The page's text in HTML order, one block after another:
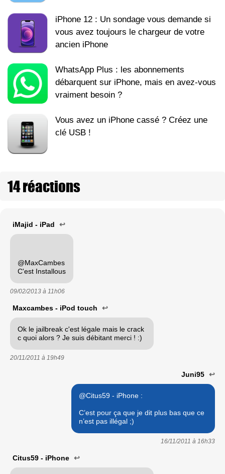
iPhone 12 : Un sondage vous demande si
vous avez toujours le chargeur de votre
ancien iPhone
WhatsApp Plus : les abonnements
débarquent sur iPhone, mais en avez-vous
vraiment besoin ?
Vous avez un iPhone cassé ? Créez une
clé USB !
14 réactions
iMajid - iPad ↩
@MaxCambes
C'est Installous
09/02/2013 à 11h06
Maxcambes - iPod touch ↩
Ok le jailbreak c'est légale mais le crack
c quoi alors ? Je suis débitant merci ! :)
20/11/2011 à 19h49
Juni95 ↩
@Citus59 - iPhone :
C’est pour ça que je dit plus bas que ce
n’est pas illégal ;)
16/11/2011 à 16h33
Citus59 - iPhone ↩